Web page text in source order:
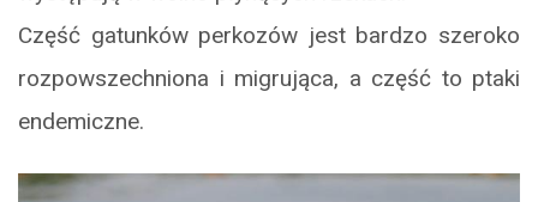
Część gatunków perkozów jest bardzo szeroko
rozpowszechniona i migrująca, a część to ptaki
endemiczne.